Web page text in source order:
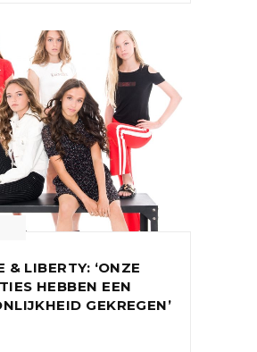
& LIBERTY: ‘ONZE
HEBBEN EEN
GEKREGEN’